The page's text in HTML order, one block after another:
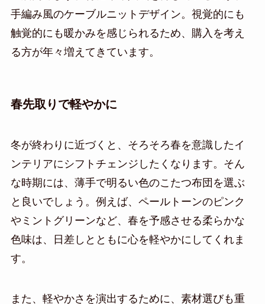
手編み風のケーブルニットデザイン。視覚的にも
触覚的にも暖かみを感じられるため、購入を考え
る方が年々増えてきています。
春先取りで軽やかに
冬が終わりに近づくと、そろそろ春を意識したイ
ンテリアにシフトチェンジしたくなります。そん
な時期には、薄手で明るい色のこたつ布団を選ぶ
と良いでしょう。例えば、ペールトーンのピンク
やミントグリーンなど、春を予感させる柔らかな
色味は、日差しとともに心を軽やかにしてくれま
す。
また、軽やかさを演出するために、素材選びも重